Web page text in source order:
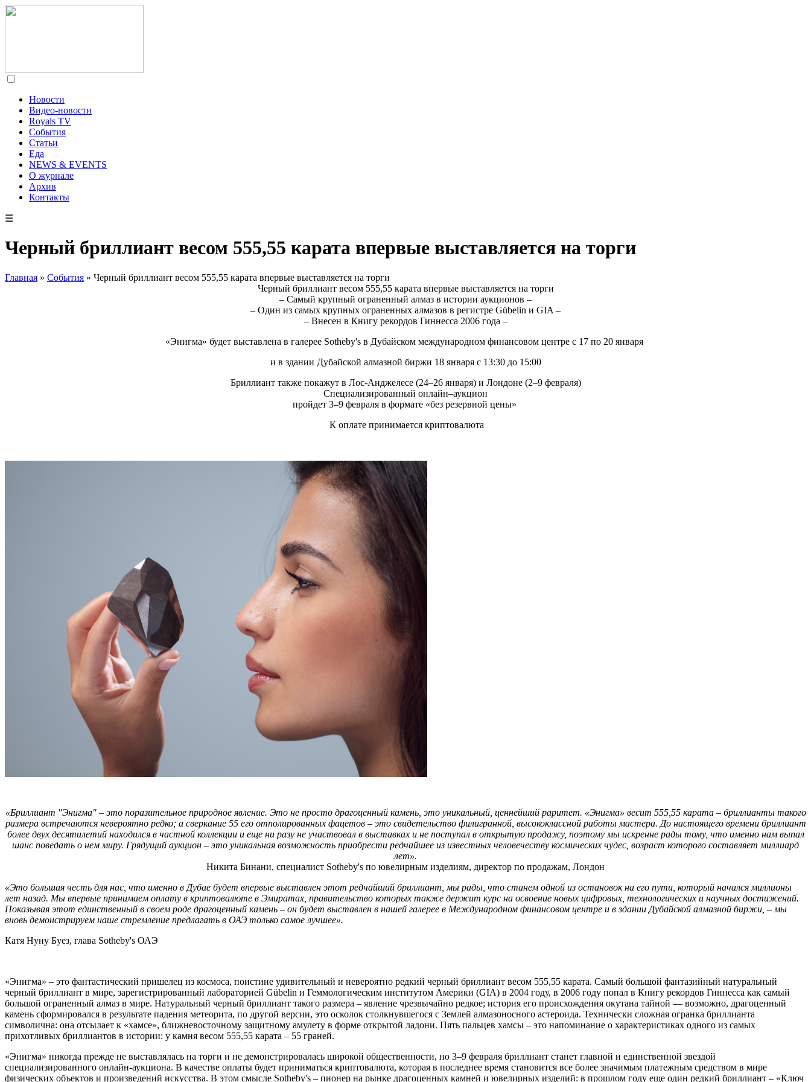
Новости
Видео-новости
Royals TV
События
Статьи
Еда
NEWS & EVENTS
О журнале
Архив
Контакты
☰
Черный бриллиант весом 555,55 карата впервые выставляется на торги
Главная » События » Черный бриллиант весом 555,55 карата впервые выставляется на торги
Черный бриллиант весом 555,55 карата впервые выставляется на торги
– Самый крупный ограненный алмаз в истории аукционов –
– Один из самых крупных ограненных алмазов в регистре Gübelin и GIA –
– Внесен в Книгу рекордов Гиннесса 2006 года –
«Энигма» будет выставлена в галерее Sotheby's в Дубайском международном финансовом центре с 17 по 20 января
и в здании Дубайской алмазной биржи 18 января с 13:30 до 15:00
Бриллиант также покажут в Лос-Анджелесе (24–26 января) и Лондоне (2–9 февраля)
Специализированный онлайн–аукцион
пройдет 3–9 февраля в формате «без резервной цены»
К оплате принимается криптовалюта
«Бриллиант "Энигма" – это поразительное природное явление. Это не просто драгоценный камень, это уникальный, ценнейший раритет. «Энигма» весит 555,55 карата – бриллианты такого
размера встречаются невероятно редко; а сверкание 55 его отполированных фацетов – это свидетельство филигранной, высококлассной работы мастера. До настоящего времени бриллиант
более двух десятилетий находился в частной коллекции и еще ни разу не участвовал в выставках и не поступал в открытую продажу, поэтому мы искренне рады тому, что именно нам выпал
шанс поведать о нем миру. Грядущий аукцион – это уникальная возможность приобрести редчайшее из известных человечеству космических чудес, возраст которого составляет миллиард
лет».
Никита Бинани, специалист Sotheby's по ювелирным изделиям, директор по продажам, Лондон
«Это большая честь для нас, что именно в Дубае будет впервые выставлен этот редчайший бриллиант, мы рады, что станем одной из остановок на его пути, который начался миллионы
лет назад. Мы впервые принимаем оплату в криптовалюте в Эмиратах, правительство которых также держит курс на освоение новых цифровых, технологических и научных достижений.
Показывая этот единственный в своем роде драгоценный камень – он будет выставлен в нашей галерее в Международном финансовом центре и в здании Дубайской алмазной биржи, – мы
вновь демонстрируем наше стремление предлагать в ОАЭ только самое лучшее».
Катя Нуну Буез, глава Sotheby's ОАЭ
«Энигма» – это фантастический пришелец из космоса, поистине удивительный и невероятно редкий черный бриллиант весом 555,55 карата. Самый большой фантазийный натуральный
черный бриллиант в мире, зарегистрированный лабораторией Gübelin и Геммологическим институтом Америки (GIA) в 2004 году, в 2006 году попал в Книгу рекордов Гиннесса как самый
большой ограненный алмаз в мире. Натуральный черный бриллиант такого размера – явление чрезвычайно редкое; история его происхождения окутана тайной — возможно, драгоценный
камень сформировался в результате падения метеорита, по другой версии, это осколок столкнувшегося с Землей алмазоносного астероида. Технически сложная огранка бриллианта
символична: она отсылает к «хамсе», ближневосточному защитному амулету в форме открытой ладони. Пять пальцев хамсы – это напоминание о характеристиках одного из самых
прихотливых бриллиантов в истории: у камня весом 555,55 карата – 55 граней.
«Энигма» никогда прежде не выставлялась на торги и не демонстрировалась широкой общественности, но 3–9 февраля бриллиант станет главной и единственной звездой
специализированного онлайн-аукциона. В качестве оплаты будет приниматься криптовалюта, которая в последнее время становится все более значимым платежным средством в мире
физических объектов и произведений искусства. В этом смысле Sotheby's – пионер на рынке драгоценных камней и ювелирных изделий: в прошлом году еще один редкий бриллиант – «Ключ